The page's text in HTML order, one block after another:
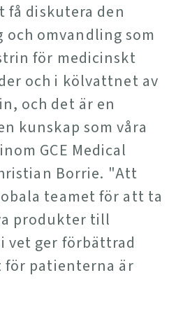
få diskutera den
omvandling som
för medicinskt
och i kölvattnet av
och det är en
kunskap som våra
GCE Medical
Borrie. "Att
teamet för att ta
produkter till
vet ger förbättrad
för patienterna är